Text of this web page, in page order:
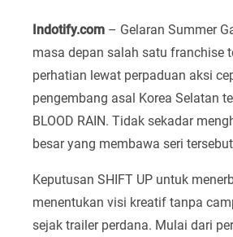
Indotify.com – Gelaran Summer
masa depan salah satu franchise
perhatian lewat perpaduan aksi
pengembang asal Korea Selatan
BLOOD RAIN. Tidak sekadar
besar yang membawa seri
Keputusan SHIFT UP untuk
menentukan visi kreatif tanpa
sejak trailer perdana. Mulai dari